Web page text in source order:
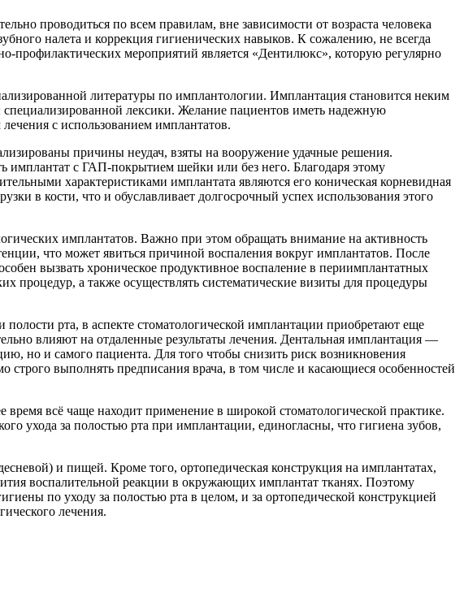
проводиться по всем правилам, вне зависимости от возраста человека
налета и коррекция гигиенических навыков. К сожалению, не всегда
профилактических мероприятий является «Дентилюкс», которую регулярно
литературы по имплантологии. Имплантация становится неким
лексики. Желание пациентов иметь надежную
с использованием имплантатов.
причины неудач, взяты на вооружение удачные решения.
с ГАП-покрытием шейки или без него. Благодаря этому
характеристиками имплантата являются его коническая корневидная
в кости, что и обуславливает долгосрочный успех использования этого
имплантатов. Важно при этом обращать внимание на активность
что может явиться причиной воспаления вокруг имплантатов. После
вызвать хроническое продуктивное воспаление в периимплантатных
а также осуществлять систематические визиты для процедуры
рта, в аспекте стоматологической имплантации приобретают еще
влияют на отдаленные результаты лечения. Дентальная имплантация —
но и самого пациента. Для того чтобы снизить риск возникновения
выполнять предписания врача, в том числе и касающиеся особенностей
всё чаще находит применение в широкой стоматологической практике.
ухода за полостью рта при имплантации, единогласны, что гигиена зубов,
и пищей. Кроме того, ортопедическая конструкция на имплантатах,
воспалительной реакции в окружающих имплантат тканях. Поэтому
по уходу за полостью рта в целом, и за ортопедической конструкцией
лечения.